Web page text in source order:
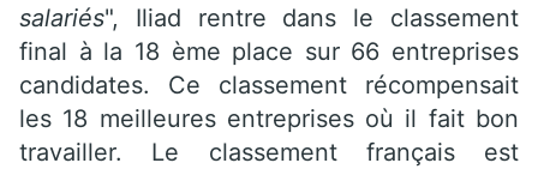
salariés", Iliad rentre dans le classement
final à la 18 ème place sur 66 entreprises
candidates. Ce classement récompensait
les 18 meilleures entreprises où il fait bon
travailler. Le classement français est